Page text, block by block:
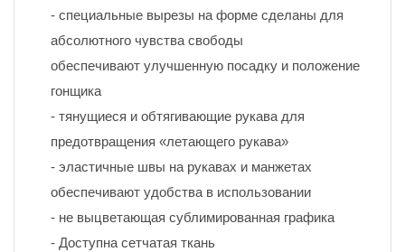
- специальные вырезы на форме сделаны для
абсолютного чувства свободы
обеспечивают улучшенную посадку и положение
гонщика
- тянущиеся и обтягивающие рукава для
предотвращения «летающего рукава»
- эластичные швы на рукавах и манжетах
обеспечивают удобства в использовании
- не выцветающая сублимированная графика
- Доступна сетчатая ткань